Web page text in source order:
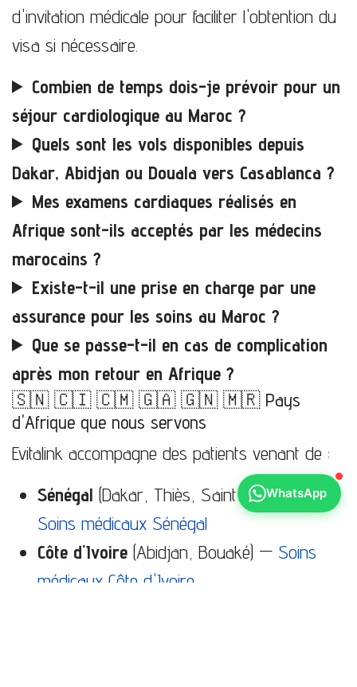
WhatsApp
d'invitation médicale pour faciliter l'obtention du
visa si nécessaire.
Combien de temps dois-je prévoir pour un
séjour cardiologique au Maroc ?
Quels sont les vols disponibles depuis
Dakar, Abidjan ou Douala vers Casablanca ?
Mes examens cardiaques réalisés en
Afrique sont-ils acceptés par les médecins
marocains ?
Existe-t-il une prise en charge par une
assurance pour les soins au Maroc ?
Que se passe-t-il en cas de complication
après mon retour en Afrique ?
🇸🇳 🇨🇮 🇨🇲 🇬🇦 🇬🇳 🇲🇷 Pays
d'Afrique que nous servons
Evitalink accompagne des patients venant de :
Sénégal (Dakar, Thiès, Saint-Louis) —
Soins médicaux Sénégal
Côte d'Ivoire (Abidjan, Bouaké) — Soins
médicaux Côte d'Ivoire